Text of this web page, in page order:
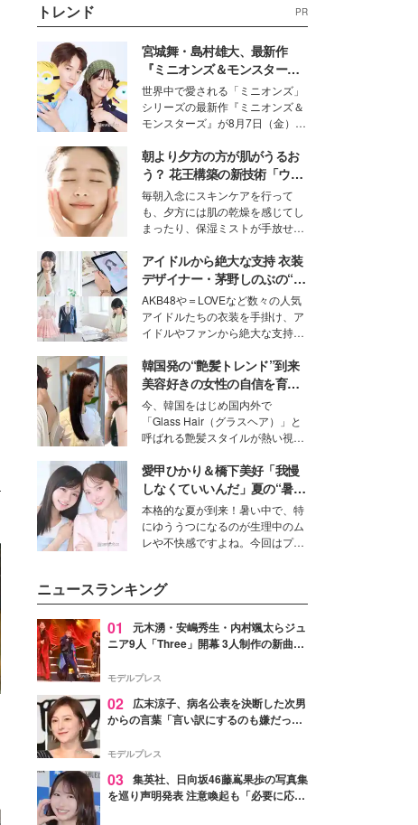
トレンド PR
宮城舞・島村雄大、最新作
『ミニオンズ＆モンスター
ズ』の魅力熱弁 ハチャメチャ
だけじゃない“友情と絆”に感
動
世界中で愛される「ミニオンズ」
シリーズの最新作『ミニオンズ＆
モンスターズ』が8月7日（金）に
ニオン好き”という共通点を持つモ
デルの宮城舞と島村雄大の特別対
談をお届け！それぞれの視点か
ら、今作ならではの魅力や予想外
の感動をもたらす奥深いストーリ
ーについて熱く語り合ってもらっ
た。
朝より夕方の方が肌がうるお
う？ 花王構築の新技術「ウォ
ーターキャプチャリングスキ
ン（捕水肌）」がスキンケア
の常識を変える予感
毎朝入念にスキンケアを行って
も、夕方には肌の乾燥を感じてし
まったり、保湿ミストが手放せな
な美容の常識を大きく変える可能
性を秘めた、革新的な「Water
Capturing Skin（ウォーターキャ
プチャリングスキン：捕水肌）」
技術を、花王が構築した。
アイドルから絶大な支持 衣装
デザイナー・茅野しのぶの“可
愛い”を作る美学＜「シチズン
クロスシー」インタビュー＞
AKB48や＝LOVEなど数々の人気
アイドルたちの衣装を手掛け、ア
イドルやファンから絶大な支持を
取締役兼クリエイティブディレク
ター・茅野しのぶ。一人ひとりの
個性に寄り添い、魅力を引き出す
衣装作りは、多くの女性たちに勇
気と自信を与え続けている。
韓国発の“艶髪トレンド”到来
美容好きの女性の自信を育む
「ヘアケア事情」って？
今、韓国をはじめ国内外で
「Glass Hair（グラスヘア）」と
呼ばれる艶髪スタイルが熱い視線
ションの完成度を高めるベースと
して、“髪そのものの美しさ”に改
めて注目する人が増えている様
子。今回は、そんな憧れの艶やか
な髪を日常で叶える、美容好きの
女性たちのヘアケア事情を紹介し
愛甲ひかり＆橋下美好「我慢
しなくていいんだ」夏の“暑さ
対策”の新しい選択肢とは？
本格的な夏が到来！暑い中で、特
にゆううつになるのが生理中のム
レや不快感ですよね。今回はプラ
好さんを迎えて本音で女子会トー
ク。猛暑のお出かけを快適に過ご
すヒントや、2人が感動した夏の
生理の新常識にも迫りました。
ニュースランキング
01
元木湧・安嶋秀生・内村颯太らジュ
ニア9人「Three」開幕 3人制作の新曲＆
進んで夢を掴みたい」【ゲネプロレポ】
モデルプレス
02
広末涼子、病名公表を決断した次男
からの言葉「言い訳にするのも嫌だっ
モデルプレス
03 集英社、日向坂46藤嶌果歩の写真集
を巡り声明発表 注意喚起も「必要に応じ